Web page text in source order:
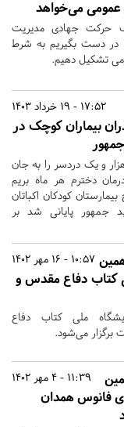
می‌خواهد
حرکت جهادی مدیریت
در دست بگیریم به شرط
تشکیل دهیم.
17:52 - 19 خرداد 1403
بیماران کوچک در
و یک دردسر را به جان
دخترم هر ماه بریم
بیمارستان کودکان اکباتان
جمهور پایانی شد بر
10:57 - 16 مهر 1402
کتاب دفاع مقدس و
ملی کتاب دفاع
می‌شود.
11:39 - 4 مهر 1402
فانوس همدان